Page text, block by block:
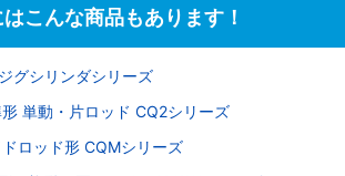
こんな商品もあります！
グシリンダシリーズ
単動・片ロッド CQ2シリーズ
ロッド形 CQMシリーズ